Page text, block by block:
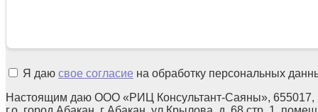
Я даю свое согласие на обработку персональных
Настоящим даю ООО «РИЦ Консультант-Саяны», 655017,